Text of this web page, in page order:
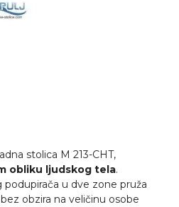
stolica M 213-CHT,
obliku ljudskog tela.
u dve zone pruža
obzira na veličinu osobe